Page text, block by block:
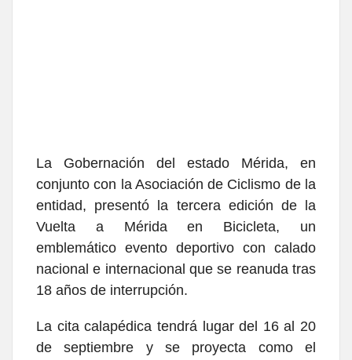
La Gobernación del estado Mérida, en
conjunto con la Asociación de Ciclismo de la
entidad, presentó la tercera edición de la
Vuelta a Mérida en Bicicleta, un
emblemático evento deportivo con calado
nacional e internacional que se reanuda tras
18 años de interrupción.
La cita calapédica tendrá lugar del 16 al 20
de septiembre y se proyecta como el